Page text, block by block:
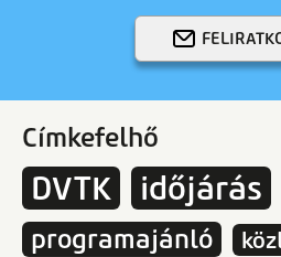
Címkefelhő
DVTK időjárás
programajánló